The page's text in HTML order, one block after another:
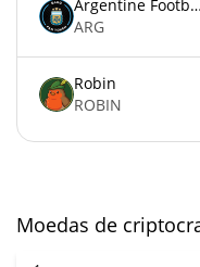
Argentine Football Association Fan Token
ARG
Robin
ROBIN
Moedas de